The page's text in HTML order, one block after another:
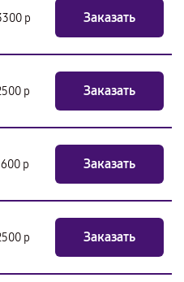
р Заказать
р Заказать
р Заказать
р Заказать